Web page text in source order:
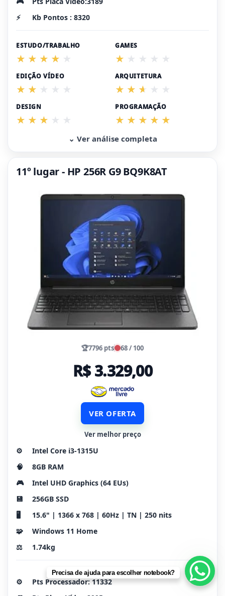
⚡
Kb Pontos : 8320
ESTUDO/TRABALHO GAMES
EDIÇÃO VÍDEO ARQUITETURA
DESIGN PROGRAMAÇÃO
⌄ Ver análise completa
11º lugar - HP 256R G9 BQ9K8AT
🏆7796 pts 68 / 100
R$ 3.329,00
VER OFERTA
Ver melhor preço
⚙️
Intel Core i3-1315U
🧠
8GB RAM
🎮
Intel UHD Graphics (64 EUs)
💾
256GB SSD
🖥️
15.6" | 1366 x 768 | 60Hz | TN | 250 nits
🧩
Windows 11 Home
⚖️
1.74kg
⚙️
Pts Processador: 11332
Precisa de ajuda para escolher notebook?